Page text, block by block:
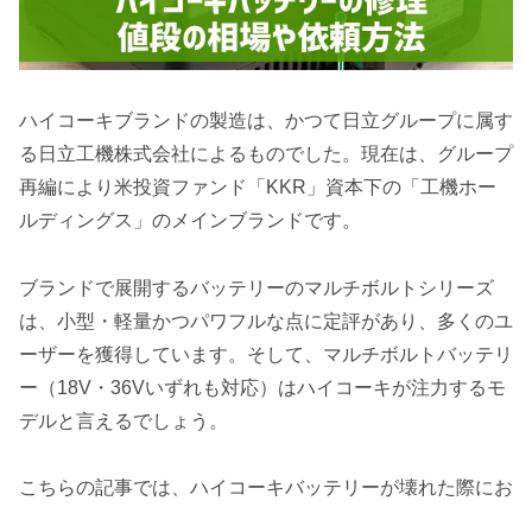
ハイコーキブランドの製造は、かつて日立グループに属す
る日立工機株式会社によるものでした。現在は、グループ
再編により米投資ファンド「KKR」資本下の「工機ホー
ルディングス」のメインブランドです。
ブランドで展開するバッテリーのマルチボルトシリーズ
は、小型・軽量かつパワフルな点に定評があり、多くのユ
ーザーを獲得しています。そして、マルチボルトバッテリ
ー（18V・36Vいずれも対応）はハイコーキが注力するモ
デルと言えるでしょう。
こちらの記事では、ハイコーキバッテリーが壊れた際にお